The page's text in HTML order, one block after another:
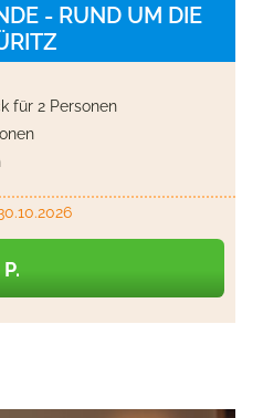
- RUND UM DIE
für 2 Personen